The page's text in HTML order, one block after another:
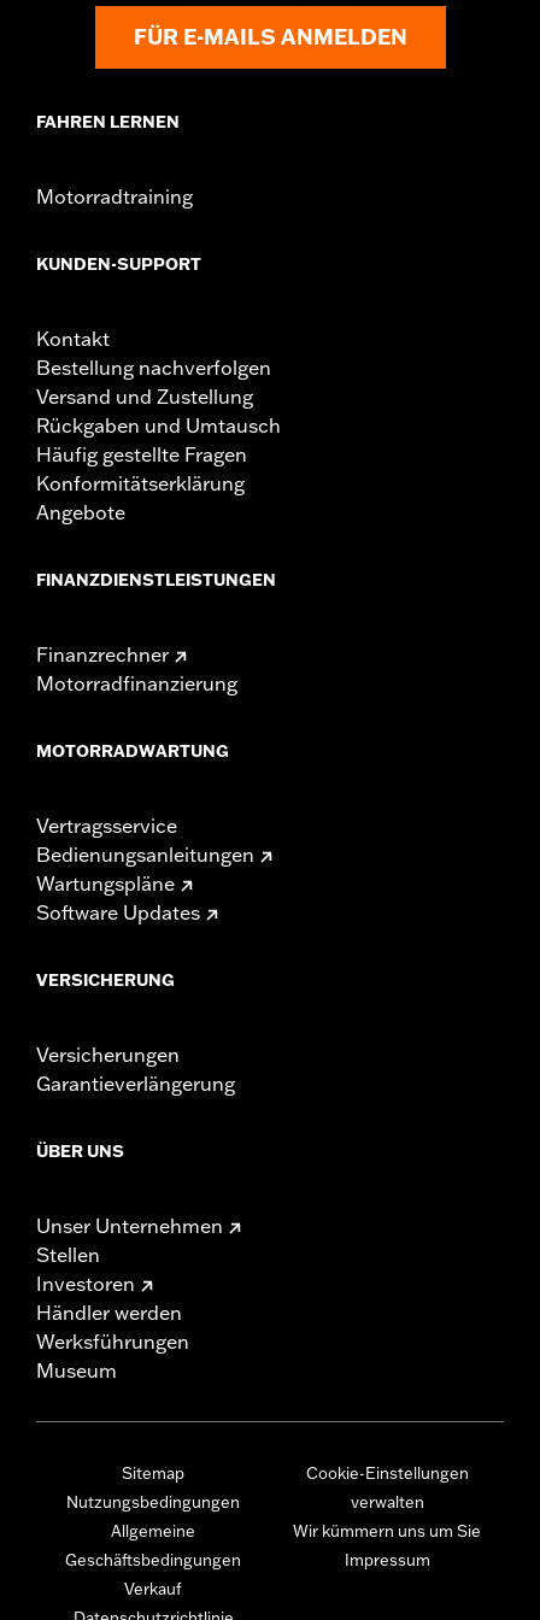
FÜR E-MAILS ANMELDEN
FAHREN LERNEN
Motorradtraining
KUNDEN-SUPPORT
Kontakt
Bestellung nachverfolgen
Versand und Zustellung
Rückgaben und Umtausch
Häufig gestellte Fragen
Konformitätserklärung
Angebote
FINANZDIENSTLEISTUNGEN
Finanzrechner
Motorradfinanzierung
MOTORRADWARTUNG
Vertragsservice
Bedienungsanleitungen
Wartungspläne
Software Updates
VERSICHERUNG
Versicherungen
Garantieverlängerung
ÜBER UNS
Unser Unternehmen
Stellen
Investoren
Händler werden
Werksführungen
Museum
Sitemap
Nutzungsbedingungen
Allgemeine
Geschäftsbedingungen
Verkauf
Cookie-Einstellungen
verwalten
Wir kümmern uns um Sie
Impressum